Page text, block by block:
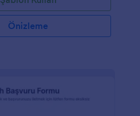
Önizleme